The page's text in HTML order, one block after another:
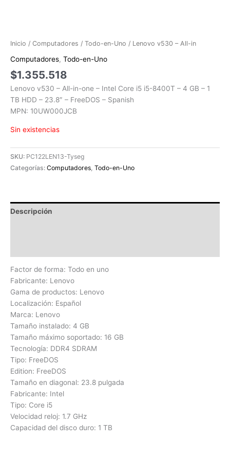
Inicio / Computadores / Todo-en-Uno / Lenovo v530 – All-in
Computadores, Todo-en-Uno
$1.355.518
Lenovo v530 – All-in-one – Intel Core i5 i5-8400T – 4 GB – 1
TB HDD – 23.8″ – FreeDOS – Spanish
MPN: 10UW000JCB
Sin existencias
SKU: PC122LEN13-Tyseg
Categorías: Computadores, Todo-en-Uno
Descripción
Factor de forma: Todo en uno
Fabricante: Lenovo
Gama de productos: Lenovo
Localización: Español
Marca: Lenovo
Tamaño instalado: 4 GB
Tamaño máximo soportado: 16 GB
Tecnología: DDR4 SDRAM
Tipo: FreeDOS
Edition: FreeDOS
Tamaño en diagonal: 23.8 pulgada
Fabricante: Intel
Tipo: Core i5
Velocidad reloj: 1.7 GHz
Capacidad del disco duro: 1 TB